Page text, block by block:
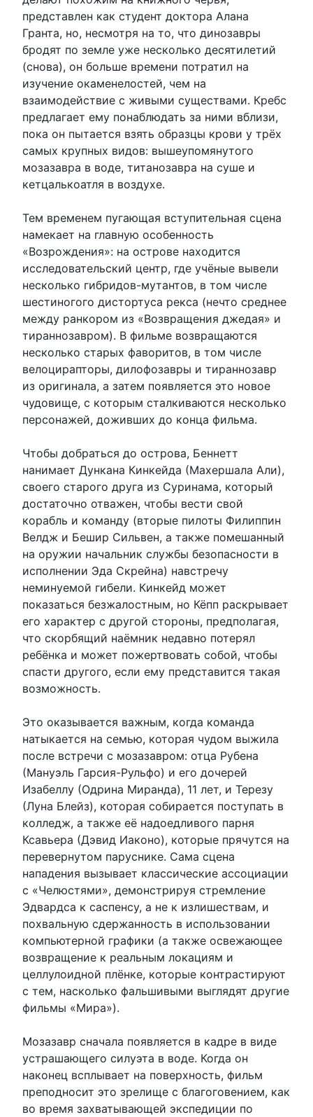
представлен как студент доктора Алана
Гранта, но, несмотря на то, что динозавры
бродят по земле уже несколько десятилетий
(снова), он больше времени потратил на
изучение окаменелостей, чем на
взаимодействие с живыми существами. Кребс
предлагает ему понаблюдать за ними вблизи,
пока он пытается взять образцы крови у трёх
самых крупных видов: вышеупомянутого
мозазавра в воде, титанозавра на суше и
кетцалькоатля в воздухе.
Тем временем пугающая вступительная сцена
намекает на главную особенность
«Возрождения»: на острове находится
исследовательский центр, где учёные вывели
несколько гибридов-мутантов, в том числе
шестиногого дистортуса рекса (нечто среднее
между ранкором из «Возвращения джедая» и
тираннозавром). В фильме возвращаются
несколько старых фаворитов, в том числе
велоцирапторы, дилофозавры и тираннозавр
из оригинала, а затем появляется это новое
чудовище, с которым сталкиваются несколько
персонажей, доживших до конца фильма.
Чтобы добраться до острова, Беннетт
нанимает Дункана Кинкейда (Махершала Али),
своего старого друга из Суринама, который
достаточно отважен, чтобы вести свой
корабль и команду (вторые пилоты Филиппин
Велдж и Бешир Сильвен, а также помешанный
на оружии начальник службы безопасности в
исполнении Эда Скрейна) навстречу
неминуемой гибели. Кинкейд может
показаться безжалостным, но Кёпп раскрывает
его характер с другой стороны, предполагая,
что скорбящий наёмник недавно потерял
ребёнка и может пожертвовать собой, чтобы
спасти другого, если ему представится такая
возможность.
Это оказывается важным, когда команда
натыкается на семью, которая чудом выжила
после встречи с мозазавром: отца Рубена
(Мануэль Гарсия-Рульфо) и его дочерей
Изабеллу (Одрина Миранда), 11 лет, и Терезу
(Луна Блейз), которая собирается поступать в
колледж, а также её надоедливого парня
Ксавьера (Дэвид Иаконо), которые прячутся на
перевернутом паруснике. Сама сцена
нападения вызывает классические ассоциации
с «Челюстями», демонстрируя стремление
Эдвардса к саспенсу, а не к излишествам, и
похвальную сдержанность в использовании
компьютерной графики (а также освежающее
возвращение к реальным локациям и
целлулоидной плёнке, которые контрастируют
с тем, насколько фальшивыми выглядят другие
фильмы «Мира»).
Мозазавр сначала появляется в кадре в виде
устрашающего силуэта в воде. Когда он
наконец всплывает на поверхность, фильм
преподносит это зрелище с благоговением, как
во время захватывающей экспедиции по